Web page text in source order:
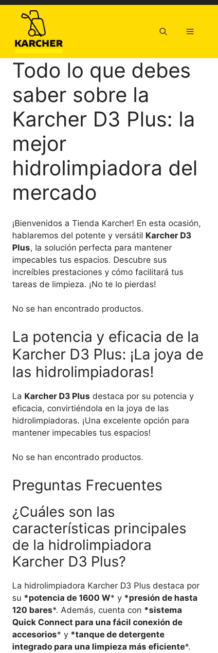
Saltar
contenido
Menú
Todo lo que debes
saber sobre la
Karcher D3 Plus: la
mejor
hidrolimpiadora del
mercado
¡Bienvenidos a Tienda Karcher! En esta ocasión,
hablaremos del potente y versátil Karcher D3
Plus, la solución perfecta para mantener
impecables tus espacios. Descubre sus
increíbles prestaciones y cómo facilitará tus
tareas de limpieza. ¡No te lo pierdas!
No se han encontrado productos.
La potencia y eficacia de la
Karcher D3 Plus: ¡La joya de
las hidrolimpiadoras!
La Karcher D3 Plus destaca por su potencia y
eficacia, convirtiéndola en la joya de las
hidrolimpiadoras. ¡Una excelente opción para
mantener impecables tus espacios!
No se han encontrado productos.
Preguntas Frecuentes
¿Cuáles son las
características principales
de la hidrolimpiadora
Karcher D3 Plus?
La hidrolimpiadora Karcher D3 Plus destaca por
su *potencia de 1600 W* y *presión de hasta
120 bares*. Además, cuenta con *sistema
Quick Connect para una fácil conexión de
accesorios* y *tanque de detergente
integrado para una limpieza más eficiente*.